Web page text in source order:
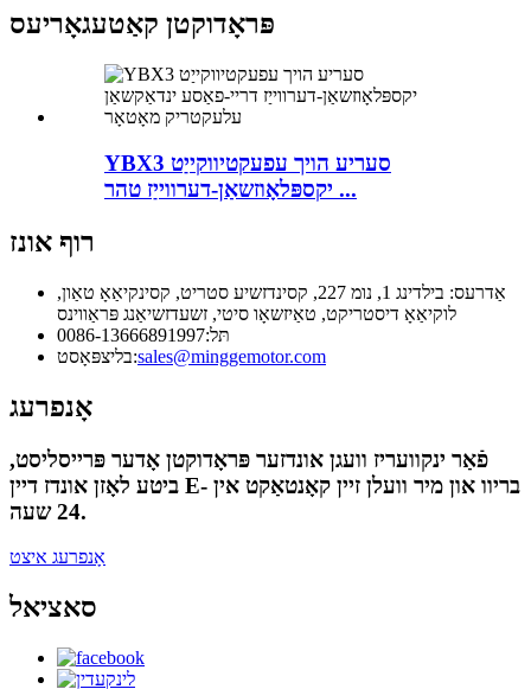
פּראָדוקטן קאַטעגאָריעס
YBX3 סעריע הויך עפעקטיווקייַט
יקספּלאָוזשאַן-דערווייַז טהר ...
רוף אונז
אַדרעס: בילדינג 1, נומ 227, קסינדזשיע סטריט, קסינקיאַאָ טאַון,
לוקיאַאָ דיסטריקט, טאַיזשאָו סיטי, זשעדזשיאַנג פּראַווינס
תּל:0086-13666891997
בליצפּאָסט:sales@minggemotor.com
אָנפרעג
פֿאַר ינקוועריז וועגן אונדזער פּראָדוקטן אָדער פּרייסליסט,
ביטע לאָזן אונדז דיין E- בריוו און מיר וועלן זיין קאָנטאַקט אין
24 שעה.
אָנפרעג איצט
סאציאל